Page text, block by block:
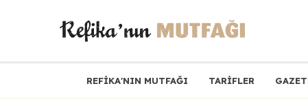
REFİKA'NIN MUTFAĞI TARİFLER